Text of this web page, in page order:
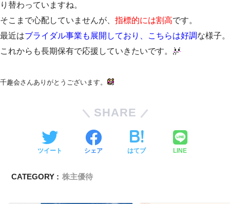
り替わっていますね。
そこまで心配していませんが、 指標的には割高です。
最近はブライダル事業も展開しており、こちらは好調な様子。
これからも長期保有で応援していきたいです。
千趣会さんありがとうございます。
SHARE
ツイート シェア はてブ LINE
CATEGORY : 株主優待